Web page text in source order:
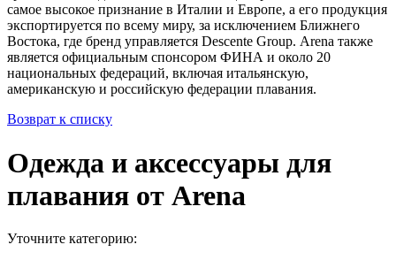
самое высокое признание в Италии и Европе, а его продукция
экспортируется по всему миру, за исключением Ближнего
Востока, где бренд управляется Descente Group. Arena также
является официальным спонсором ФИНА и около 20
национальных федераций, включая итальянскую,
американскую и российскую федерации плавания.
Возврат к списку
Одежда и аксессуары для
плавания от Arena
Уточните категорию: